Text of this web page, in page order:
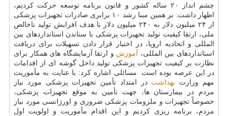
چشم انداز ۲۰ ساله كشور و قانون برنامه توسعه حركت كردیم،
اظهار داشت: بر همین مبنا رشد ۱۰ برابری صادرات تجهیزات پزشكی
از ۲۴ میلیون دلار به ۲۴۰ میلیون دلار با هدف افزایش تولید ناخالص
ملی، ارتقا كیفیت تولید تجهیزات پزشكی با ستاندن استانداردهای بین
المللی و اتحادیه اروپا، در اختیار قرار دادن تسهیلات برای دریافت
استانداردهای بین المللی، آموزش و ارتقا آزمایشگاه های همكار برای
نظارت بر كیفیت تجهیزات پزشكی تولید داخل گوشه ای از اقدامات
در این عرصه بوده است. مسائلی اشاره كرد: با عنایت به مأموریت
مهم وزارت بهداشت در امتداد تأمین تجهیزات پزشكی مورد نیاز
مردم در بیمارستان ها، جهت تأمین به موقع تجهیزات پزشكی،
خصوصاً تجهیزات و ملزومات پزشكی ضروری و اورژانسی مورد نیاز
مردم، برنامه ریزی كردیم و این اقدام مأموریت و اولویت اول